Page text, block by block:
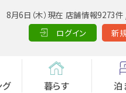
8月6日（木）現在 店舗情報9273
ログイン
新
グ 暮らす 泊